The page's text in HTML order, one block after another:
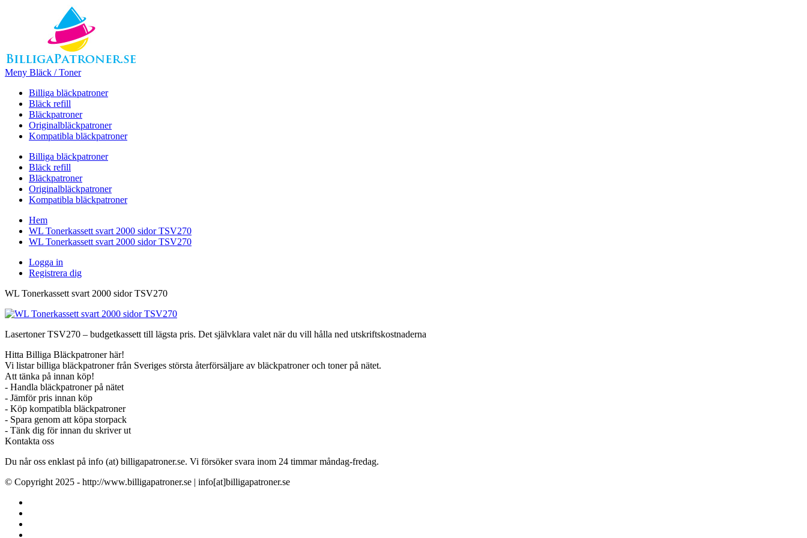
Meny Bläck / Toner
Billiga bläckpatroner
Bläck refill
Bläckpatroner
Originalbläckpatroner
Kompatibla bläckpatroner
Billiga bläckpatroner
Bläck refill
Bläckpatroner
Originalbläckpatroner
Kompatibla bläckpatroner
Hem
WL Tonerkassett svart 2000 sidor TSV270
WL Tonerkassett svart 2000 sidor TSV270
Logga in
Registrera dig
WL Tonerkassett svart 2000 sidor TSV270
Lasertoner TSV270 – budgetkassett till lägsta pris. Det självklara valet när du vill hålla ned utskriftskostnaderna
Hitta Billiga Bläckpatroner här!
Vi listar billiga bläckpatroner från Sveriges största återförsäljare av bläckpatroner och toner på nätet.
Att tänka på innan köp!
- Handla bläckpatroner på nätet
- Jämför pris innan köp
- Köp kompatibla bläckpatroner
- Spara genom att köpa storpack
- Tänk dig för innan du skriver ut
Kontakta oss
Du når oss enklast på info (at) billigapatroner.se. Vi försöker svara inom 24 timmar måndag-fredag.
© Copyright 2025 - http://www.billigapatroner.se | info[at]billigapatroner.se